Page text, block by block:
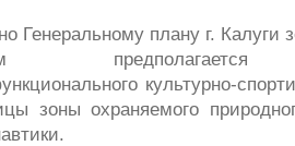
Генеральному плану г. Калуги
предполагается
культурно-
зоны охраняемого